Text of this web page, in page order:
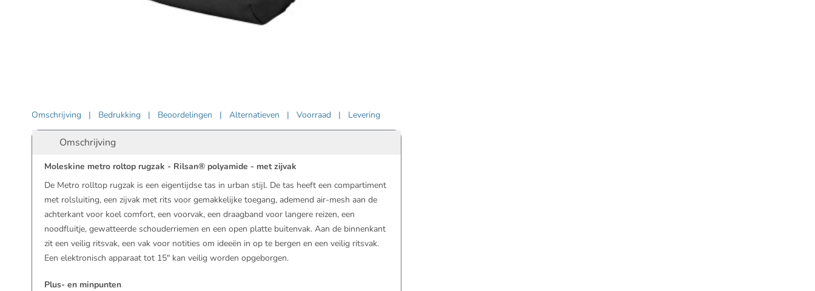
Omschrijving | Bedrukking | Beoordelingen | Alternatieven | Voorraad | Levering
Omschrijving
Moleskine metro roltop rugzak - Rilsan® polyamide - met zijvak
De Metro rolltop rugzak is een eigentijdse tas in urban stijl. De tas heeft een compartiment
met rolsluiting, een zijvak met rits voor gemakkelijke toegang, ademend air-mesh aan de
achterkant voor koel comfort, een voorvak, een draagband voor langere reizen, een
noodfluitje, gewatteerde schouderriemen en een open platte buitenvak. Aan de binnenkant
zit een veilig ritsvak, een vak voor notities om ideeën in op te bergen en een veilig ritsvak.
Een elektronisch apparaat tot 15" kan veilig worden opgeborgen.
Plus- en minpunten